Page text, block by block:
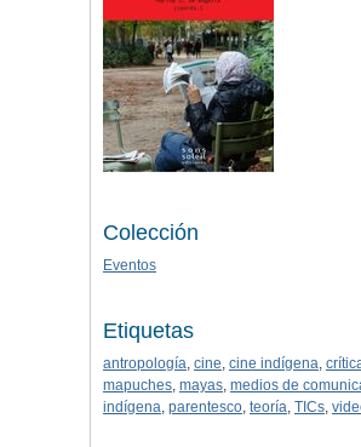
Colección
Eventos
Etiquetas
antropología, cine, cine indígena,
mapuches, mayas, medios de
indígena, parentesco, teoría, TICs,